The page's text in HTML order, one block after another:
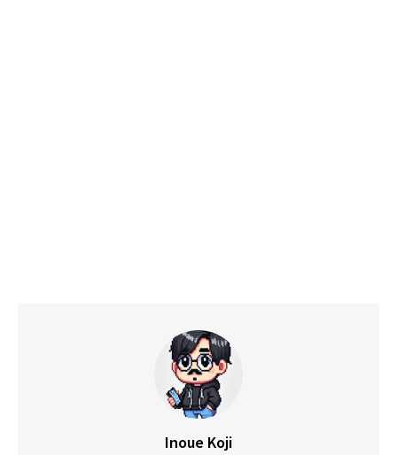
Inoue Koji